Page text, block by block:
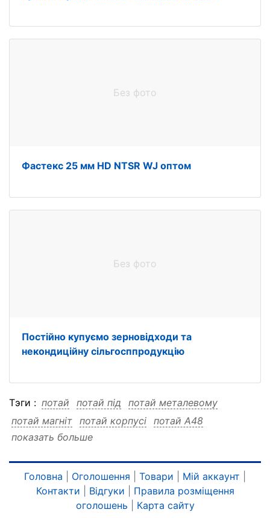
Без фото
Фастекс 25 мм HD NTSR WJ оптом
Без фото
Постійно купуємо зерновідходи та
некондиційну сільгосппродукцію
Тэги : потай потай під
потай металевому
потай магніт потай корпусі потай A48
потай A48 під потай A48 металевому
під потай
під металевому під магніт
під корпусі
під A48 під A48 потай
під A48 металевому
під A48 магніт під A48 корпусі металевому
показать больше
Головна Оголошення Товари Мій аккаунт
Контакти
Відгуки
Правила розміщення
оголошень
Карта сайту